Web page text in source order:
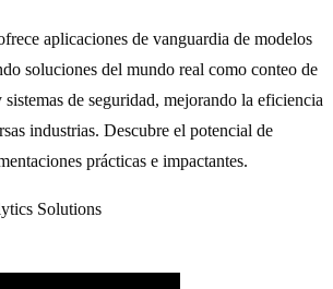
aplicaciones de vanguardia de modelos
soluciones del mundo real como conteo de
de seguridad, mejorando la eficiencia
industrias. Descubre el potencial de
prácticas e impactantes.